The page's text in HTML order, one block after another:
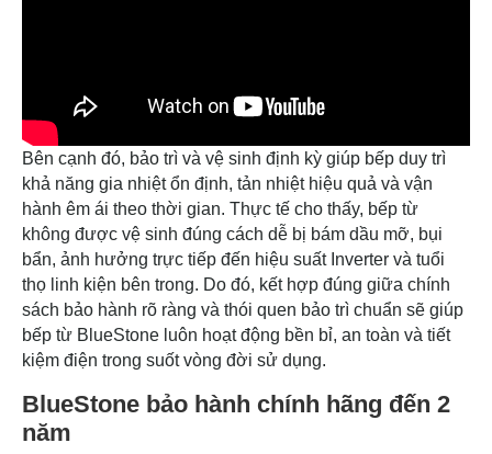
Bên cạnh đó, bảo trì và vệ sinh định kỳ giúp bếp duy trì
khả năng gia nhiệt ổn định, tản nhiệt hiệu quả và vận
hành êm ái theo thời gian. Thực tế cho thấy, bếp từ
không được vệ sinh đúng cách dễ bị bám dầu mỡ, bụi
bẩn, ảnh hưởng trực tiếp đến hiệu suất Inverter và tuổi
thọ linh kiện bên trong. Do đó, kết hợp đúng giữa chính
sách bảo hành rõ ràng và thói quen bảo trì chuẩn sẽ giúp
bếp từ BlueStone luôn hoạt động bền bỉ, an toàn và tiết
kiệm điện trong suốt vòng đời sử dụng.
BlueStone bảo hành chính hãng đến 2
năm